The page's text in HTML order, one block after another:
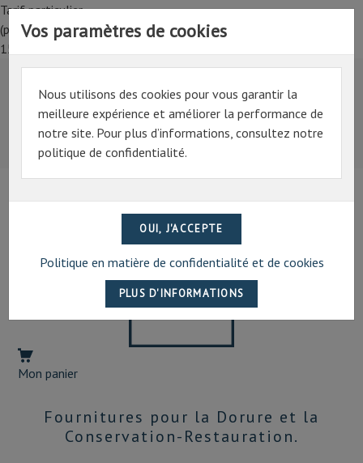
Tarif particulier,
(professionnel, connectez-vous pour bénéficier de la remise de
15%)
Tarif particulier,
(professionnel, connectez-vous pour bénéficier de la
remise de 15%)
07 69 94 13 47
Mon panier
Fournitures pour la Dorure et la
Conservation-Restauration.
Vos paramètres de cookies
Nous utilisons des cookies pour vous garantir la
meilleure expérience et améliorer la performance de
notre site. Pour plus d’informations, consultez notre
politique de confidentialité.
Politique en matière de confidentialité et de cookies